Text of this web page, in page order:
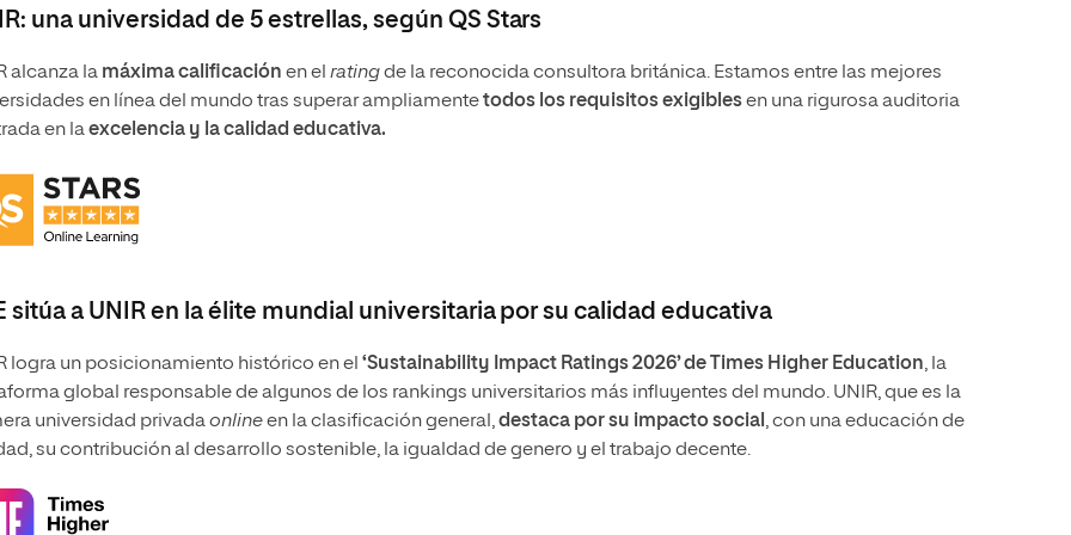
una universidad de 5 estrellas, según QS Stars
alcanza la máxima calificación en el ratingde la reconocida consultora británica. Estamos entre las mejores
en línea del mundo tras superar ampliamentetodos los requisitos exigiblesen una rigurosa auditoria
en laexcelencia y la calidad educativa.
sitúa a UNIR en la élite mundial universitaria por su calidad educativa
logra un posicionamiento histórico en el ‘Sustainability Impact Ratings 2026’ de Times Higher Education, la
global responsable de algunos de los rankings universitarios más influyentes del mundo. UNIR, que es la
universidad privadaonlineen la clasificación general,destaca por su impacto social , con una educación de
su contribución al desarrollo sostenible, la igualdad de genero y el trabajo decente.